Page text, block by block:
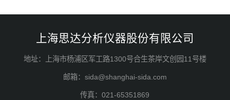
上海思达分析仪器股份有限公司
地址：上海市杨浦区军工路1300号合生茶岸文创园11号楼
邮箱：sida@shanghai-sida.com
传真：021-65351869